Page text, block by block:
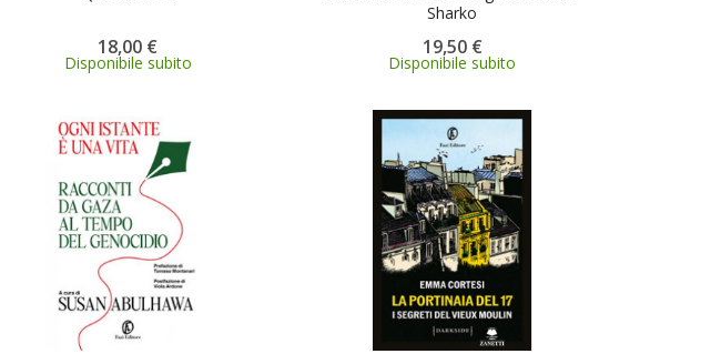
18,00 €
Disponibile subito
Sharko
19,50 €
Disponibile subito